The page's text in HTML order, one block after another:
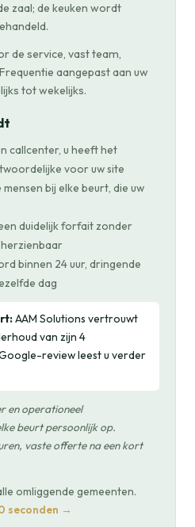
zaal; de keuken wordt
de service, vast team,
aangepast aan uw
tot wekelijks.
callcenter, u heeft het
voor uw site
bij elke beurt, die uw
duidelijk forfait zonder
binnen 24 uur, dringende
dag
AAM Solutions vertrouwt
van zijn 4
review leest u verder
en operationeel
beurt persoonlijk op.
vaste offerte na een kort
omliggende gemeenten.
seconden →